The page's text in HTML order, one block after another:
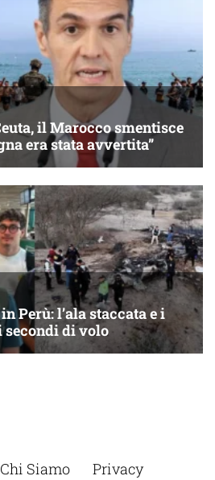
Chi Siamo Privacy